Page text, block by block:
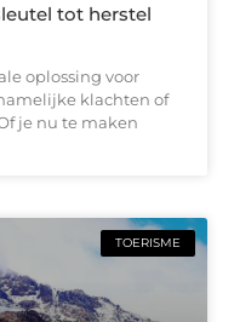
tot herstel
oplossing voor
klachten of
je nu te maken
TOERISME